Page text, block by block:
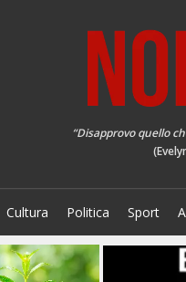
“Disapprovo quello
Cultura Politica Sport